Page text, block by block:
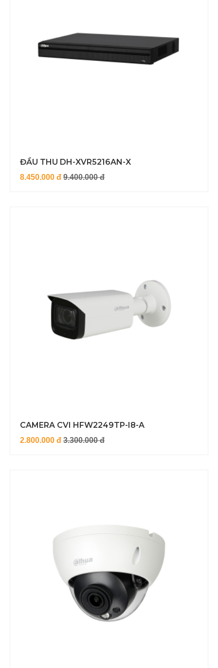
ĐẦU THU DH-XVR5216AN-X
8.450.000 đ 9.400.000 đ
CAMERA CVI HFW2249TP-I8-A
2.800.000 đ 3.300.000 đ